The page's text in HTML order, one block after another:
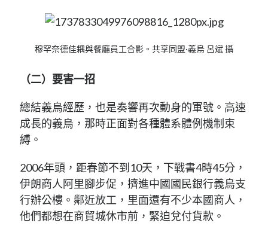
穆罕奈德佳耦與餐廳員工合影。共享同盟·義烏 呂斌 攝
（二）要害一招
總結義烏經歷，也是奏響再次動身的軍號。高速
成長的義烏，那時正面對各種體系體例機制束
縛。
2006年頭，距春節不到10天，下戰書4時45分，
伊朗商人阿里腳步促，擠進中國國民銀行義烏支
行辦公樓。鄰近放工，里面還有不少本國商人，
他們都想在商貿城休市前，緊迫兌付貨款。